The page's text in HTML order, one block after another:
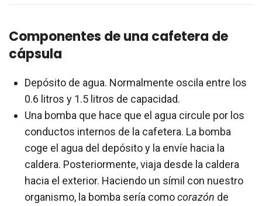
Componentes de una cafetera de
cápsula
Depósito de agua. Normalmente oscila entre los
0.6 litros y 1.5 litros de capacidad.
Una bomba que hace que el agua circule por los
conductos internos de la cafetera. La bomba
coge el agua del depósito y la envíe hacia la
caldera. Posteriormente, viaja desde la caldera
hacia el exterior. Haciendo un símil con nuestro
organismo, la bomba sería comocorazón de